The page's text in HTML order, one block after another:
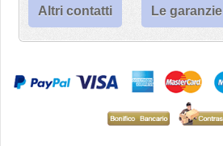
Altri contatti Le garanzie